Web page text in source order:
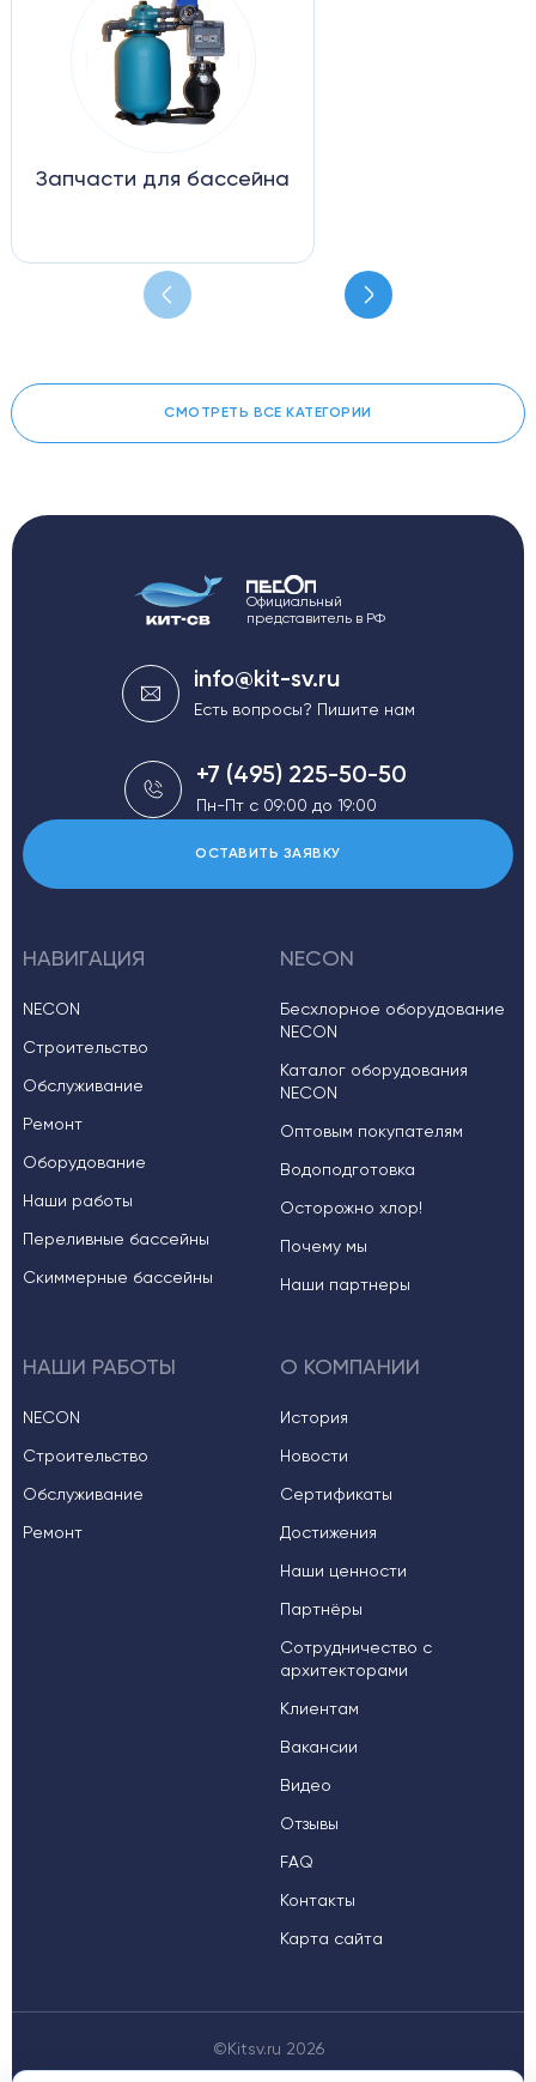
Запчасти для бассейна
СМОТРЕТЬ ВСЕ КАТЕГОРИИ
НАВИГАЦИЯ
NECON
Строительство
Обслуживание
Ремонт
Оборудование
Наши работы
Переливные бассейны
Скиммерные бассейны
NECON
Бесхлорное оборудование
NECON
Каталог оборудования
NECON
Оптовым покупателям
Водоподготовка
Осторожно хлор!
Почему мы
Наши партнеры
НАШИ РАБОТЫ
NECON
Строительство
Обслуживание
Ремонт
О КОМПАНИИ
История
Новости
Сертификаты
Достижения
Наши ценности
Партнёры
Сотрудничество с
архитекторами
Клиентам
Вакансии
Видео
Отзывы
FAQ
Контакты
Карта сайта
Официальный
представитель в РФ
info@kit-sv.ru
Есть вопросы? Пишите нам
+7 (495) 225-50-50
Пн-Пт с 09:00 до 19:00
ОСТАВИТЬ ЗАЯВКУ
©Kitsv.ru 2026